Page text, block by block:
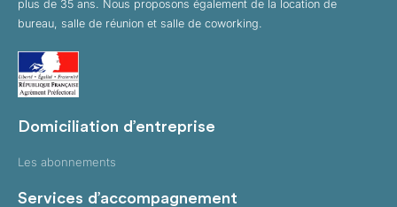
plus de 35 ans. Nous proposons également de la location de
bureau, salle de réunion et salle de coworking.
Domiciliation d’entreprise
Les abonnements
Services d’accompagnement